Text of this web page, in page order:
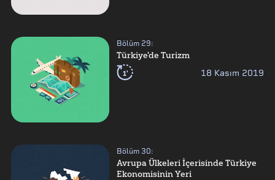
Bölüm 29:
Türkiye'de Turizm
1' 18 Kasım 2019
Bölüm 30:
Avrupa Ülkeleri İçerisinde Türkiye
Ekonomisinin Yeri